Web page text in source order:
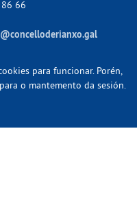
66
para funcionar. Porén,
o mantemento da sesión.